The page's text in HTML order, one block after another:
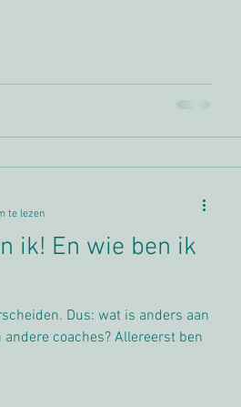
ik! En wie ben ik
Dus: wat is anders aan
coaches? Allereerst ben
te lezen